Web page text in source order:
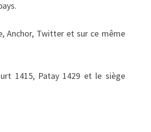
Anchor, Twitter et sur ce même
1415, Patay 1429 et le siège